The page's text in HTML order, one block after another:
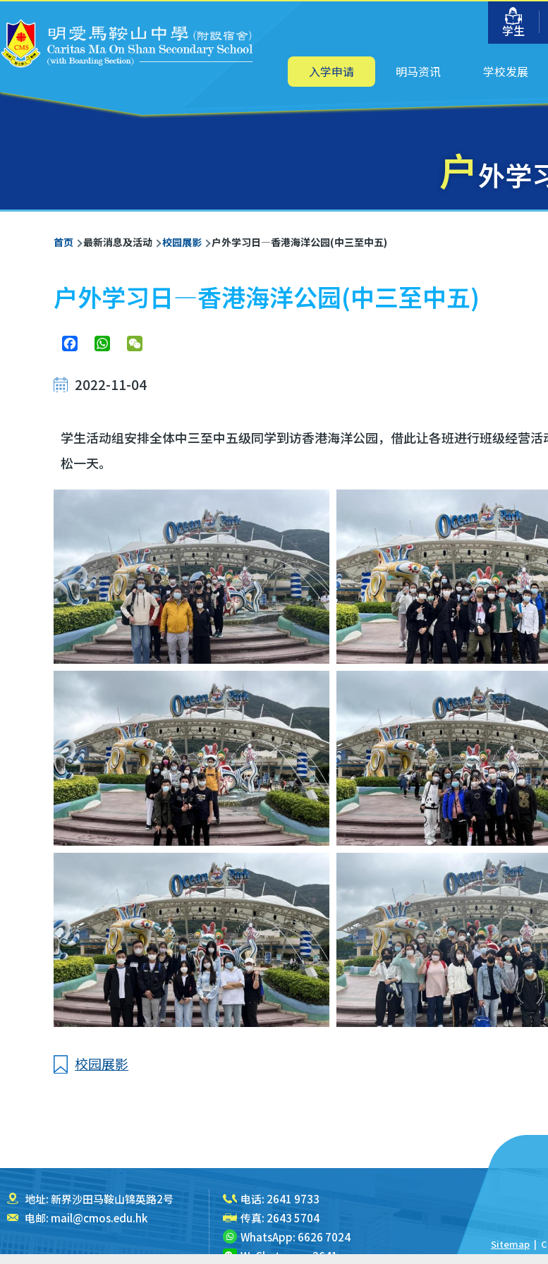
学生
主
航 入学申请 明马资讯 学校发展
户外学
面
包
屑
首页 最新消息及活动 校园展影 户外学习日—香港海洋公园(中三至中五)
户外学习日—香港海洋公园(中三至中五)
FacebookWhatsApp
2022-11-04
学生活动组安排全体中三至中五级同学到访香港海洋公园，借此让各班进行班级经营
松一天。
校园展影
地址: 新界沙田马鞍山锦英路2号
电邮: mail@cmos.edu.hk
电话: 2641 9733
传真: 2643 5704
WhatsApp: 6626 7024
WeChat:cmos2641
Sitemap |